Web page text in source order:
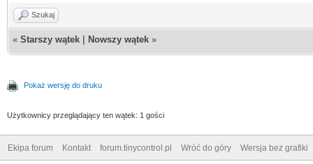
Szukaj
« Starszy wątek Nowszy wątek »
Pokaż wersję do druku
Użytkownicy przeglądający ten wątek: 1 gości
Ekipa forum Kontakt forum.tinycontrol.pl Wróć do góry Wersja bez grafiki